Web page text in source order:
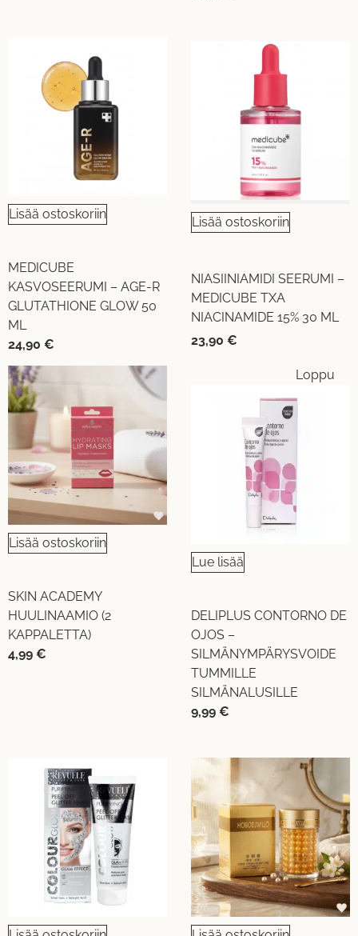
Lisää ostoskoriin
MEDICUBE
KASVOSEERUMI – AGE-R
GLUTATHIONE GLOW 50
ML
24,90 €
Lisää ostoskoriin
NIASIINIAMIDI SEERUMI –
MEDICUBE TXA
NIACINAMIDE 15% 30 ML
23,90 €
Lisää ostoskoriin
SKIN ACADEMY
HUULINAAMIO (2
KAPPALETTA)
4,99 €
Loppu
Lue lisää
DELIPLUS CONTORNO DE
OJOS –
SILMÄNYMPÄRYSVOIDE
TUMMILLE
SILMÄNALUSILLE
9,99 €